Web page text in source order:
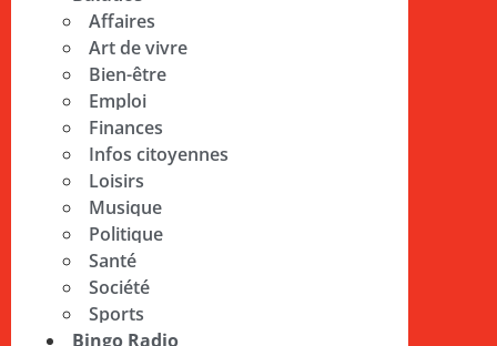
Affaires
Art de vivre
Bien-être
Emploi
Finances
Infos citoyennes
Loisirs
Musique
Politique
Santé
Société
Sports
Bingo Radio